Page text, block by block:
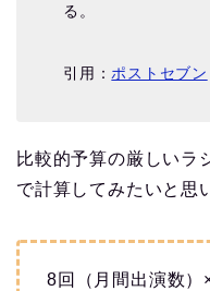
る。
引用： ポストセブン
比較的予算の厳しいラ
で計算してみたいと思
8回（月間出演数